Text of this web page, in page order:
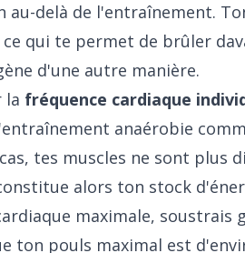
au-delà de l'entraînement.
qui te permet de brûler
d'une autre manière.
la fréquence cardiaque
anaérobie
tes muscles ne sont plus
alors ton stock
maximale, soustrais
ton pouls maximal est